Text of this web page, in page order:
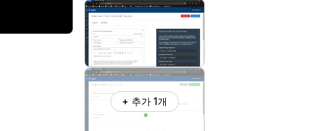
+ 추가 1개